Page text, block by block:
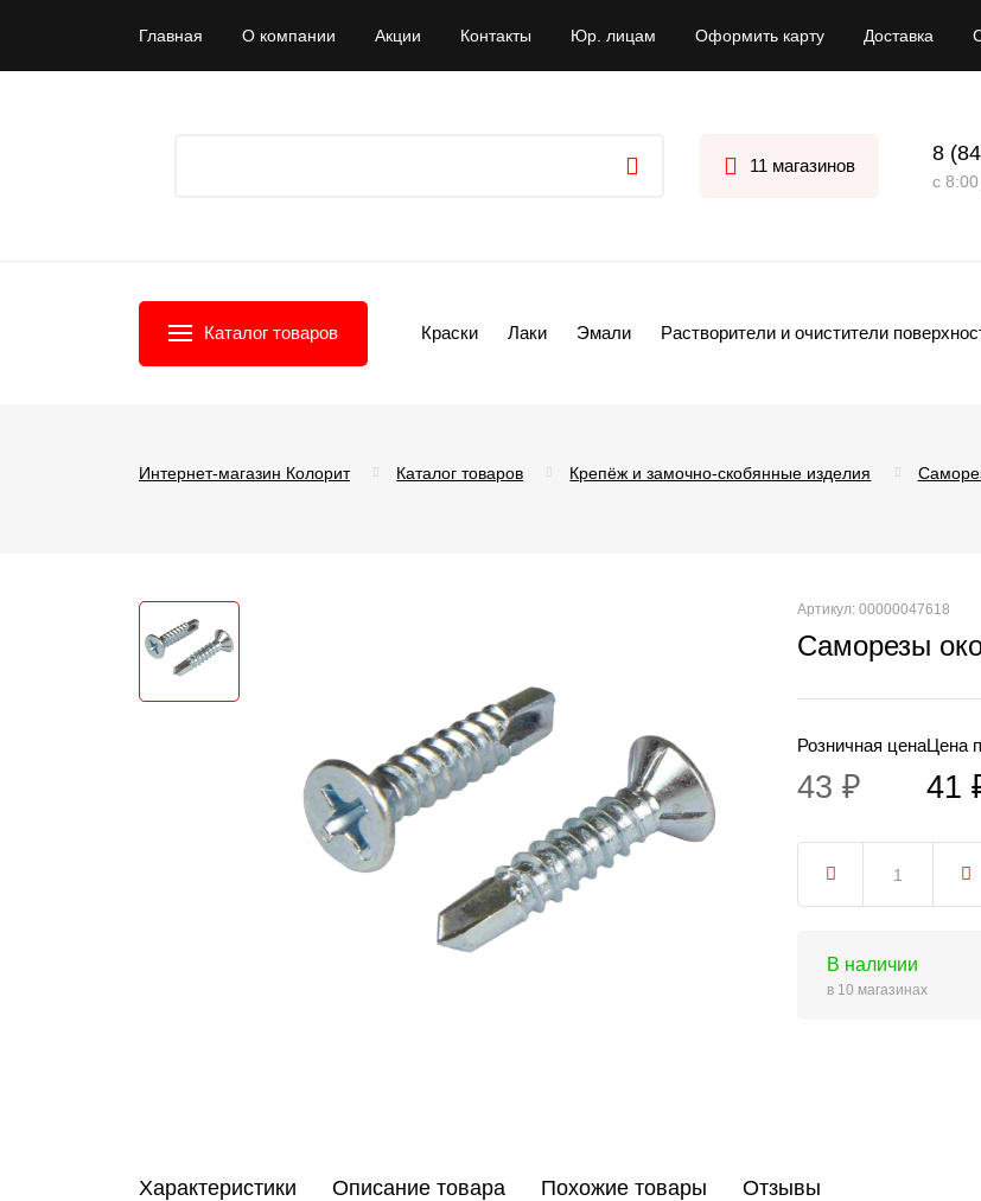
Главная О компании Акции Контакты Юр. лицам Оформить карту Доставка
11 магазинов
8
с
Каталог товаров Краски Лаки Эмали Растворители и очистители
Интернет-магазин Колорит Каталог товаров Крепёж и замочно-скобянные изделия
Артикул: 00000047618
Саморезы
Розничная цена
43 ₽
Цена
41
В наличии
в 10 магазинах
Характеристики Описание товара Похожие товары Отзывы